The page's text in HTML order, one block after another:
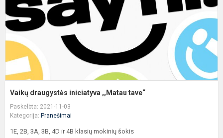
Vaikų draugystės iniciatyva ,,Matau tave“
Paskelbta: 2021-11-03
Kategorija: Pranešimai
1E, 2B, 3A, 3B, 4D ir 4B klasių mokinių šokis